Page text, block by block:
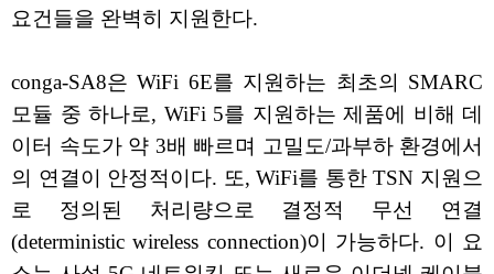
요건들을 완벽히 지원한다.
conga-SA8은 WiFi 6E를 지원하는 최초의 SMARC
모듈 중 하나로, WiFi 5를 지원하는 제품에 비해 데
이터 속도가 약 3배 빠르며 고밀도/과부하 환경에서
의 연결이 안정적이다. 또, WiFi를 통한 TSN 지원으
로 정의된 처리량으로 결정적 무선 연결
(deterministic wireless connection)이 가능하다. 이 요